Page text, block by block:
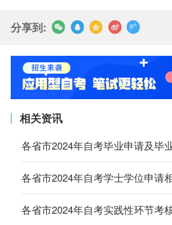
分享到:
相关资讯
各省市2024年自考毕业申请及毕
各省市2024年自考学士学位申请